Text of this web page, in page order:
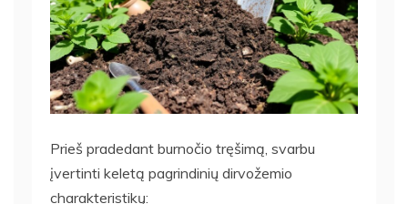
Prieš pradedant burnočio tręšimą, svarbu
įvertinti keletą pagrindinių dirvožemio
charakteristikų: